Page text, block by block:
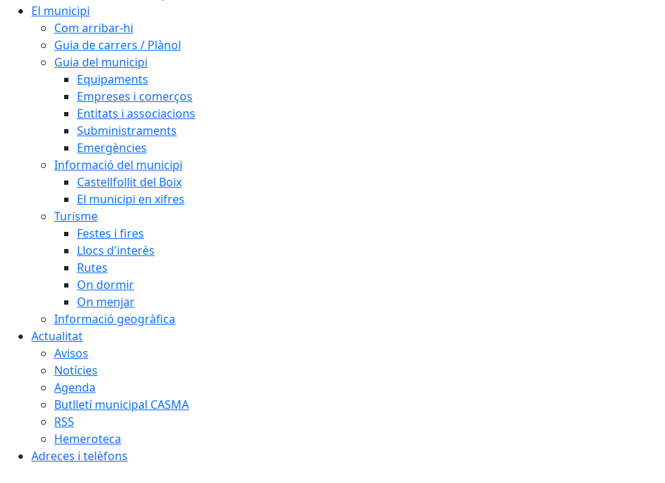
El municipi
Com arribar-hi
Guia de carrers / Plànol
Guia del municipi
Equipaments
Empreses i comerços
Entitats i associacions
Subministraments
Emergències
Informació del municipi
Castellfollit del Boix
El municipi en xifres
Turisme
Festes i fires
Llocs d'interès
Rutes
On dormir
On menjar
Informació geogràfica
Actualitat
Avisos
Notícies
Agenda
Butlletí municipal CASMA
RSS
Hemeroteca
Adreces i telèfons